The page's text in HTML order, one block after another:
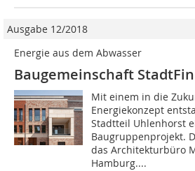
Ausgabe 12/2018
Energie aus dem Abwasser
Baugemeinschaft
Mit einem in die
Energiekonzept
Stadtteil Uhlenhorst
Baugruppenprojekt.
das Architekturbüro
Hamburg....